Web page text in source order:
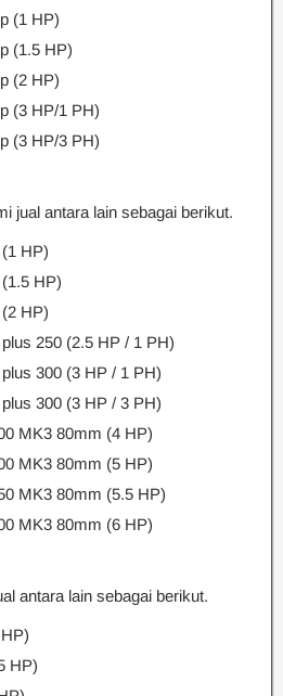
(1 HP)
(1.5 HP)
(2 HP)
(3 HP/1 PH)
(3 HP/3 PH)
jual antara lain sebagai berikut.
HP)
HP)
HP)
250 (2.5 HP / 1 PH)
300 (3 HP / 1 PH)
300 (3 HP / 3 PH)
MK3 80mm (4 HP)
MK3 80mm (5 HP)
MK3 80mm (5.5 HP)
MK3 80mm (6 HP)
antara lain sebagai berikut.
HP)